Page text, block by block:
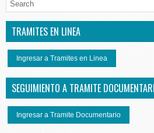
TRAMITES EN LINEA
Ingresar a Tramites en Linea
SEGUIMIENTO A TRAMITE
Ingresar a Tramite Documentario